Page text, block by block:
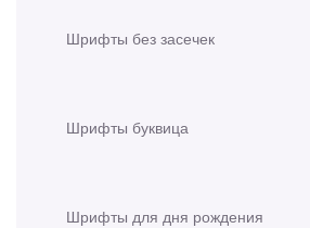
Шрифты без засечек
Шрифты буквица
Шрифты для дня рождения